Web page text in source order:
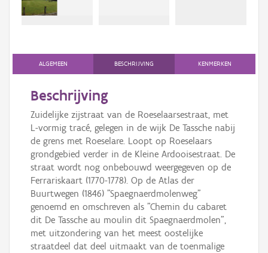
Downloads
AanmeldenALGEMEEN BESCHRIJVING KENMERKEN
Beschrijving
Zuidelijke zijstraat van de Roeselaarsestraat, met
L-vormig tracé, gelegen in de wijk De Tassche nabij
de grens met Roeselare. Loopt op Roeselaars
grondgebied verder in de Kleine Ardooisestraat. De
straat wordt nog onbebouwd weergegeven op de
Ferrariskaart (1770-1778). Op de Atlas der
Buurtwegen (1846) "Spaegnaerdmolenweg"
genoemd en omschreven als "Chemin du cabaret
dit De Tassche au moulin dit Spaegnaerdmolen",
met uitzondering van het meest oostelijke
straatdeel dat deel uitmaakt van de toenmalige